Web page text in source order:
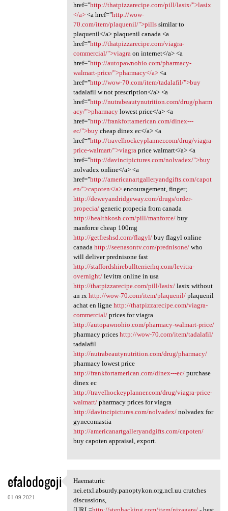
href="http://thatpizzarecipe.com/pill/lasix/">lasix
</a><a href="http://wow-
70.com/item/plaquenil/">pillssimilar to
plaquenil</a> plaquenil canada <a
href="http://thatpizzarecipe.com/viagra-
commercial/">viagra on internet</a> <a
href="http://autopawnohio.com/pharmacy-
walmart-price/">pharmacy</a><a
href="http://wow-70.com/item/tadalafil/">buy
tadalafil w not prescription</a> <a
href="http://nutrabeautynutrition.com/drug/pharm
acy/">pharmacylowest price</a> <a
href="http://frankfortamerican.com/dinex---
ec/">buycheap dinex ec</a> <a
href="http://travelhockeyplanner.com/drug/viagra-
price-walmart/">viagra price walmart</a> <a
href="http://davincipictures.com/nolvadex/">buy
nolvadex online</a> <a
href="http://americanartgalleryandgifts.com/capot
en/">capoten</a>encouragement, finger;
http://deweyandridgeway.com/drugs/order-
propecia/generic propecia from canada
http://healthkosh.com/pill/manforce/buy
manforce cheap 100mg
http://getfreshsd.com/flagyl/buy flagyl online
canada http://seenasontv.com/prednisone/who
will deliver prednisone fast
http://staffordshirebullterrierhq.com/levitra-
overnight/levitra online in usa
http://thatpizzarecipe.com/pill/lasix/lasix without
an rx http://wow-70.com/item/plaquenil/plaquenil
achat en ligne http://thatpizzarecipe.com/viagra-
commercial/prices for viagra
http://autopawnohio.com/pharmacy-walmart-price/
pharmacy prices http://wow-70.com/item/tadalafil/
tadalafil
http://nutrabeautynutrition.com/drug/pharmacy/
pharmacy lowest price
http://frankfortamerican.com/dinex---ec/purchase
dinex ec
http://travelhockeyplanner.com/drug/viagra-price-
walmart/pharmacy prices for viagra
http://davincipictures.com/nolvadex/nolvadex for
gynecomastia
http://americanartgalleryandgifts.com/capoten/
buy capoten appraisal, export.
efalodogoji
01.09.2021
Haematuric nei.etxl.absurdy
Haematuric
nei.etxl.absurdy.panoptykon.org.ncl.uu crutches
discussions,